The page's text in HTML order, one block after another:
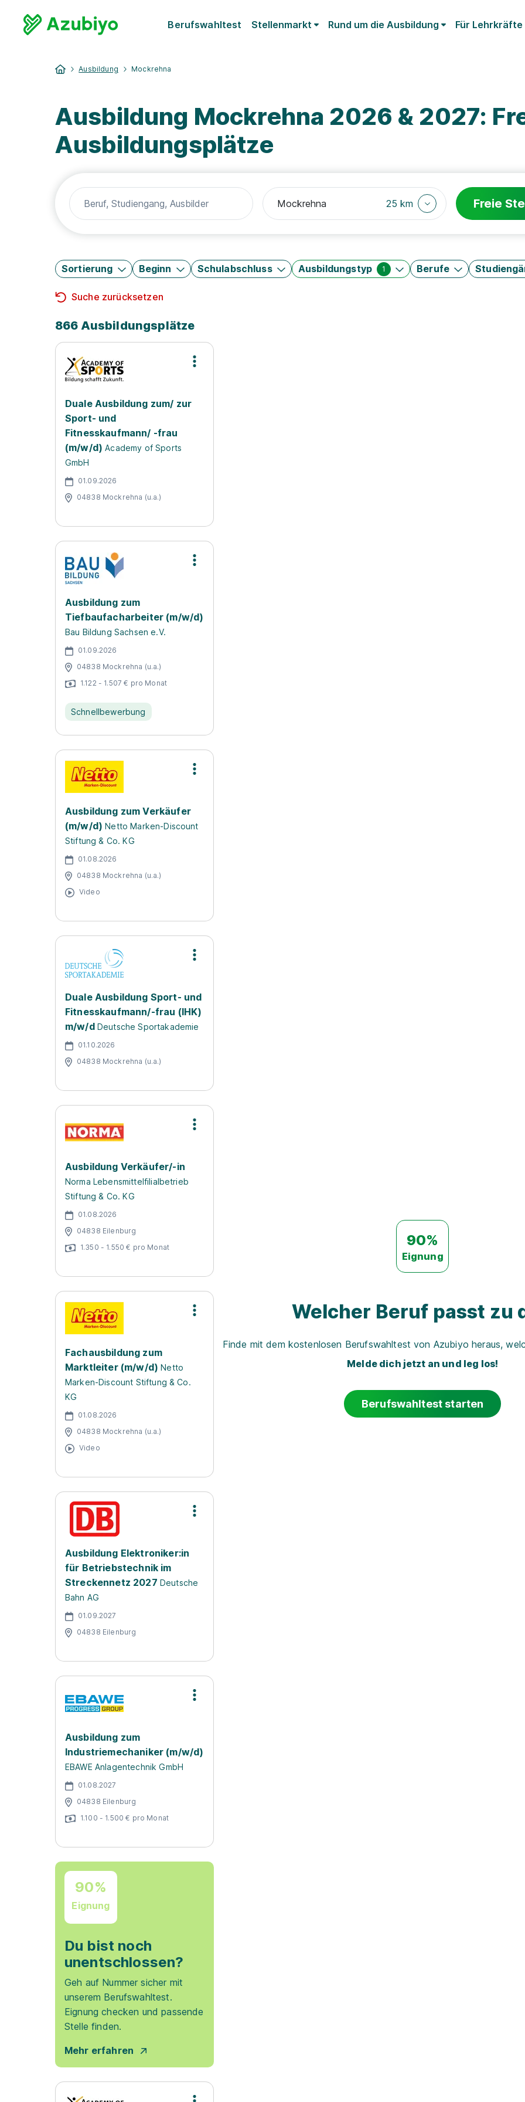
Berufswahltest Stellenmarkt Rund um die Ausbildung Für Lehrkräfte
Ausbildung Mockrehna
Ausbildung Mockrehna 2026 & 2027:
Ausbildungsplätze
25 km Freie
Sortierung Beginn Schulabschluss Ausbildungstyp 1 Berufe
Suche zurücksetzen
866 Ausbildungsplätze
Duale Ausbildung zum/ zur
Sport- und
Fitnesskaufmann/ -frau
(m/w/d) Academy of Sports
GmbH
01.09.2026
04838 Mockrehna (u.a.)
Ausbildung zum
Tiefbaufacharbeiter (m/w/d)
Bau Bildung Sachsen e.V.
01.09.2026
04838 Mockrehna (u.a.)
1.122 - 1.507 € pro Monat
Schnellbewerbung
Ausbildung zum Verkäufer
(m/w/d) Netto Marken-Discount
Stiftung & Co. KG
01.08.2026
04838 Mockrehna (u.a.)
Video
Duale Ausbildung Sport- und
Fitnesskaufmann/-frau (IHK)
m/w/d Deutsche Sportakademie
01.10.2026
04838 Mockrehna (u.a.)
Ausbildung Verkäufer/-in
Norma Lebensmittelfilialbetrieb
Stiftung & Co. KG
01.08.2026
04838 Eilenburg
1.350 - 1.550 € pro Monat
Fachausbildung zum
Marktleiter (m/w/d) Netto
Marken-Discount Stiftung & Co.
KG
01.08.2026
04838 Mockrehna (u.a.)
Video
Ausbildung Elektroniker:in
für Betriebstechnik im
Streckennetz 2027 Deutsche
Bahn AG
01.09.2027
04838 Eilenburg
Ausbildung zum
Industriemechaniker (m/w/d)
EBAWE Anlagentechnik GmbH
01.08.2027
04838 Eilenburg
1.100 - 1.500 € pro Monat
90%
Eignung
Du bist noch
unentschlossen?
Geh auf Nummer sicher mit
unserem Berufswahltest.
Eignung checken und passende
Stelle finden.
Mehr erfahren
90%
Eignung
Welcher Beruf passt zu
Finde mit dem kostenlosen Berufswahltest von Azubiyo heraus,
Melde dich jetzt an und leg los!
Berufswahltest starten